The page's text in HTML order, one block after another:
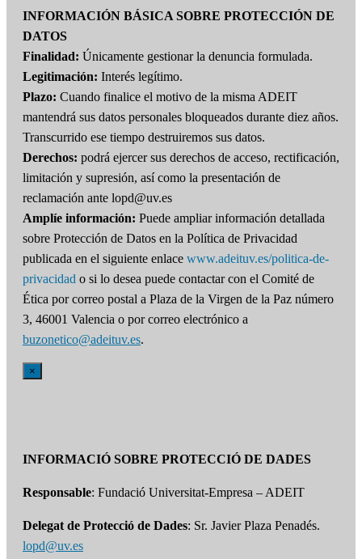
INFORMACIÓN BÁSICA SOBRE PROTECCIÓN DE
DATOS
Finalidad: Únicamente gestionar la denuncia formulada.
Legitimación: Interés legítimo.
Plazo: Cuando finalice el motivo de la misma ADEIT
mantendrá sus datos personales bloqueados durante diez años.
Transcurrido ese tiempo destruiremos sus datos.
Derechos: podrá ejercer sus derechos de acceso, rectificación,
limitación y supresión, así como la presentación de
reclamación ante lopd@uv.es
Amplíe información: Puede ampliar información detallada
sobre Protección de Datos en la Política de Privacidad
publicada en el siguiente enlace www.adeituv.es/politica-de-
privacidad o si lo desea puede contactar con el Comité de
Ética por correo postal a Plaza de la Virgen de la Paz número
3, 46001 Valencia o por correo electrónico a
buzonetico@adeituv.es.
×
INFORMACIÓ SOBRE PROTECCIÓ DE DADES
Responsable: Fundació Universitat-Empresa – ADEIT
Delegat de Protecció de Dades: Sr. Javier Plaza Penadés.
lopd@uv.es